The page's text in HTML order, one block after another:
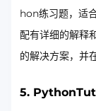
hon练习题，适
配有详细的解释
的解决方案，并
5.